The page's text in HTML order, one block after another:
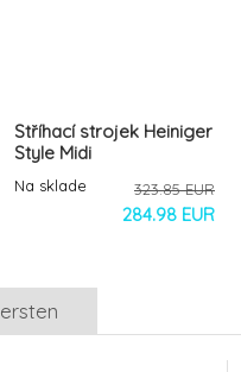
Stříhací strojek Heiniger
Style Midi
Na sklade 323.85 EUR
284.98 EUR